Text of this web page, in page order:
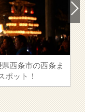
西条市の西条ま
ポット！